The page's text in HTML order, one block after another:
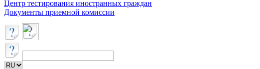
Центр тестирования иностранных граждан
Документы приемной комиссии